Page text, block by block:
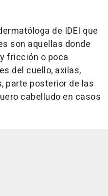
de IDEI que
son aquellas donde
fricción o poca
del cuello, axilas,
parte posterior de las
cabelludo en casos